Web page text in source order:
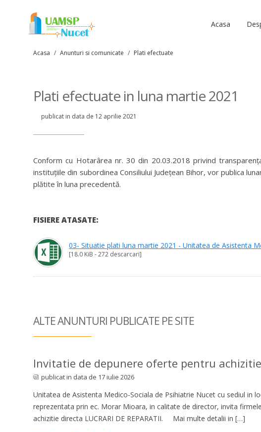
Acasa
Acasa / Anunturi si comunicate / Plati efectuate
Plati efectuate in luna martie 2021
publicat in data de 12 aprilie 2021
Conform cu Hotarârea nr. 30 din 20.03.2018 privind
instituțiile din subordinea Consiliului Județean Bihor, vor publica
plătite în luna precedentă.
FISIERE ATASATE:
03- Situatie plati luna martie 2021 - Unitatea de Asistenta
[18.0 KiB - 272 descarcari]
ALTE ANUNTURI PUBLICATE PE SITE
Invitatie de depunere oferte pentru
publicat in data de 17 iulie 2026
Unitatea de Asistenta Medico-Sociala de Psihiatrie Nucet cu sediul in
reprezentata prin ec. Morar Mioara, in calitate de director, invita
achizitie directa LUCRARI DE REPARATII. Mai multe detalii in […]